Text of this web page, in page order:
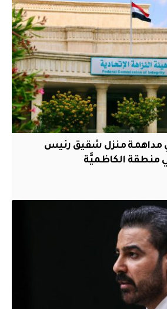
مداهمة منزل شقيق رئيس
منطقة الكاظميَّة